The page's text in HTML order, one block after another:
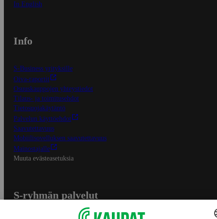
In English
Info
S-Business yrityksille
Oiva-raportit
Osuuskauppojen yhteystiedot
Tilaus- ja toimitusehdot
Tietosuojakäytäntö
Palvelun käyttöehdot
Saavutettavuus
Mobiilisovelluksen saavutettavuus
Mainostajalle
Muuta evästeasetuksia
S-ryhmän palvelut